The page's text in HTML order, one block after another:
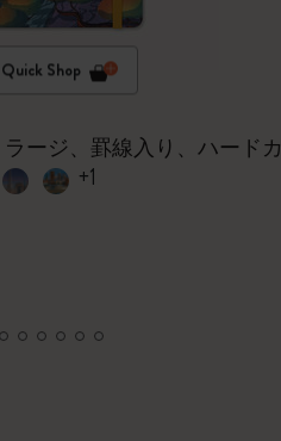
Quick Shop
ラージ、罫線入り、ハード
+1